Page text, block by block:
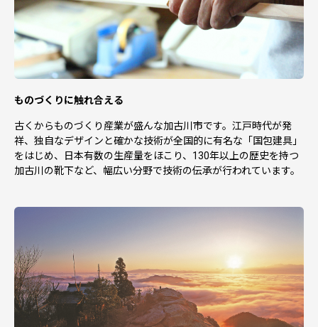
ものづくりに触れ合える
古くからものづくり産業が盛んな加古川市です。江戸時代が発
祥、独自なデザインと確かな技術が全国的に有名な「国包建具」
をはじめ、日本有数の生産量をほこり、130年以上の歴史を持つ
加古川の靴下など、幅広い分野で技術の伝承が行われています。